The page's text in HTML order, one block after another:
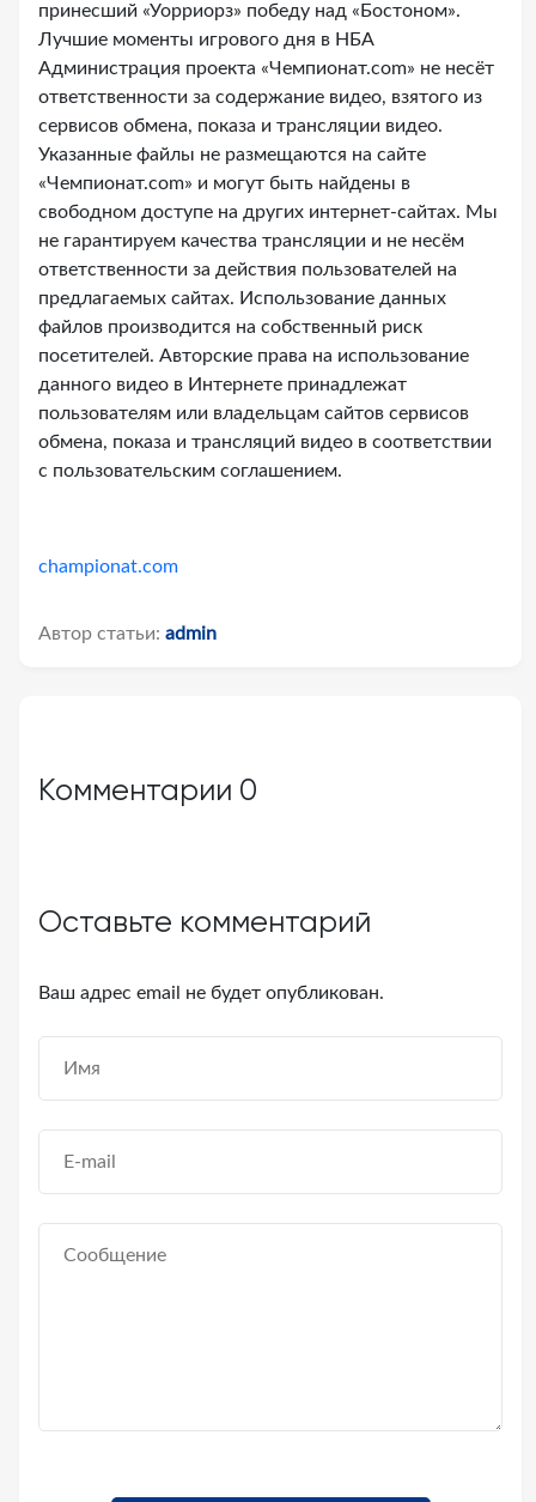
принесший «Уорриорз» победу над «Бостоном».
Лучшие моменты игрового дня в НБА
Администрация проекта «Чемпионат.com» не несёт
ответственности за содержание видео, взятого из
сервисов обмена, показа и трансляции видео.
Указанные файлы не размещаются на сайте
«Чемпионат.com» и могут быть найдены в
свободном доступе на других интернет-сайтах. Мы
не гарантируем качества трансляции и не несём
ответственности за действия пользователей на
предлагаемых сайтах. Использование данных
файлов производится на собственный риск
посетителей. Авторские права на использование
данного видео в Интернете принадлежат
пользователям или владельцам сайтов сервисов
обмена, показа и трансляций видео в соответствии
с пользовательским соглашением.
championat.com
Автор статьи: admin
Комментарии 0
Оставьте комментарий
Ваш адрес email не будет опубликован.